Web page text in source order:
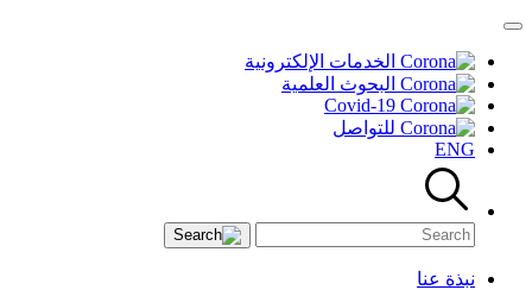
الخدمات الإلكترونية
البحوث العلمية
للتواصل
ENG
نبذة عنا